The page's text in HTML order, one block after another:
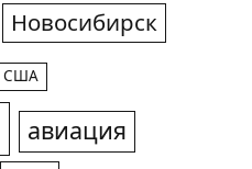
Новосибирск
США
авиация